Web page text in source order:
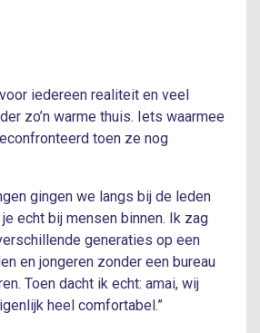
iedereen realiteit en veel
zo’n warme thuis. Iets waarmee
toen ze nog
gingen we langs bij de leden
echt bij mensen binnen. Ik zag
generaties op een
en jongeren zonder een bureau
Toen dacht ik echt: amai, wij
heel comfortabel.”